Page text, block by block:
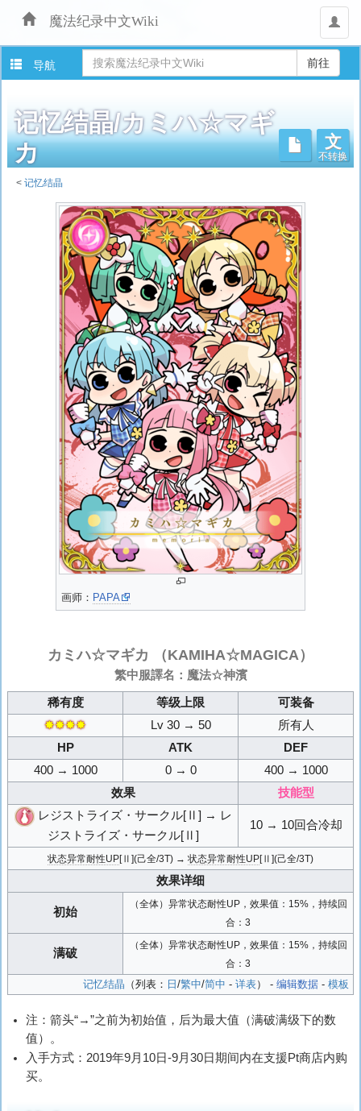
魔法纪录中文Wiki
用
户
导航
记忆结晶/カミハ☆マギ
カ
文
不转换
<记忆结晶
画师： PAPA
カミハ☆マギカ （KAMIHA☆MAGICA）
繁中服譯名：魔法☆神濱
稀有度 等级上限
可装备
✸✸✸✸
Lv 30 → 50
所有人
HP
ATK
DEF
400 → 1000
0 → 0
400 → 1000
效果
技能型
レジストライズ・サークル[Ⅱ] → レ
ジストライズ・サークル[Ⅱ]
10 → 10回合冷却
状态异常耐性UP[Ⅱ](己全/3T) → 状态异常耐性UP[Ⅱ](己全/3T)
效果详细
初始
（全体）异常状态耐性UP，效果值：15%，持续回
合：3
满破
（全体）异常状态耐性UP，效果值：15%，持续回
合：3
记忆结晶 （列表： 日 /繁中/简中 - 详表） - 编辑数据- 模板
注：箭头“→”之前为初始值，后为最大值（满破满级下的数
值）。
入手方式：2019年9月10日-9月30日期间内在支援Pt商店内购
买。